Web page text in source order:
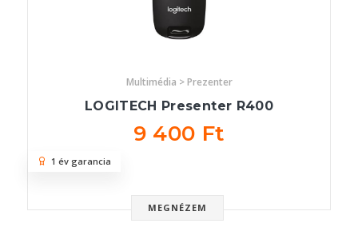
Multimédia > Prezenter
LOGITECH Presenter R400
9 400 Ft
MEGNÉZEM
1 év garancia